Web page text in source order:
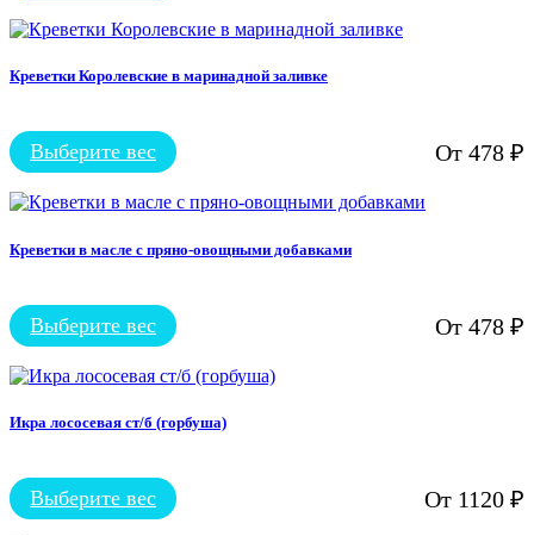
имеет
вариаций.
выбрать
на
товара.
Креветки Королевские в маринадной заливке
От 478 ₽
Выберите вес
Этот
имеет
вариаций.
выбрать
на
странице
товара.
Креветки в масле с пряно-овощными добавками
От 478 ₽
Выберите вес
Этот
имеет
вариаций.
выбрать
на
Икра лососевая ст/б (горбуша)
От 1120 ₽
Выберите вес
Этот